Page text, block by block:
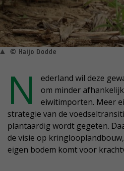
© Haijo Dodde
N
ederland wil deze
om minder
eiwitimporten. Meer
strategie van de
plantaardig wordt gegeten.
de visie op
eigen bodem komt voor